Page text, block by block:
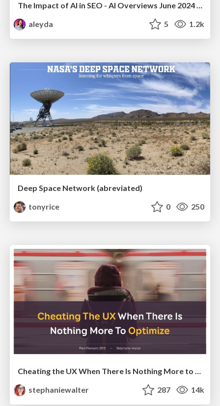
The Impact of AI in SEO - AI Overviews June 2024 Edition
aleyda
5 1.2k
Deep Space Network (abreviated)
tonyrice
0 250
Cheating the UX When There Is Nothing More to Optimize - PixelPioneers
stephaniewalter
287 14k